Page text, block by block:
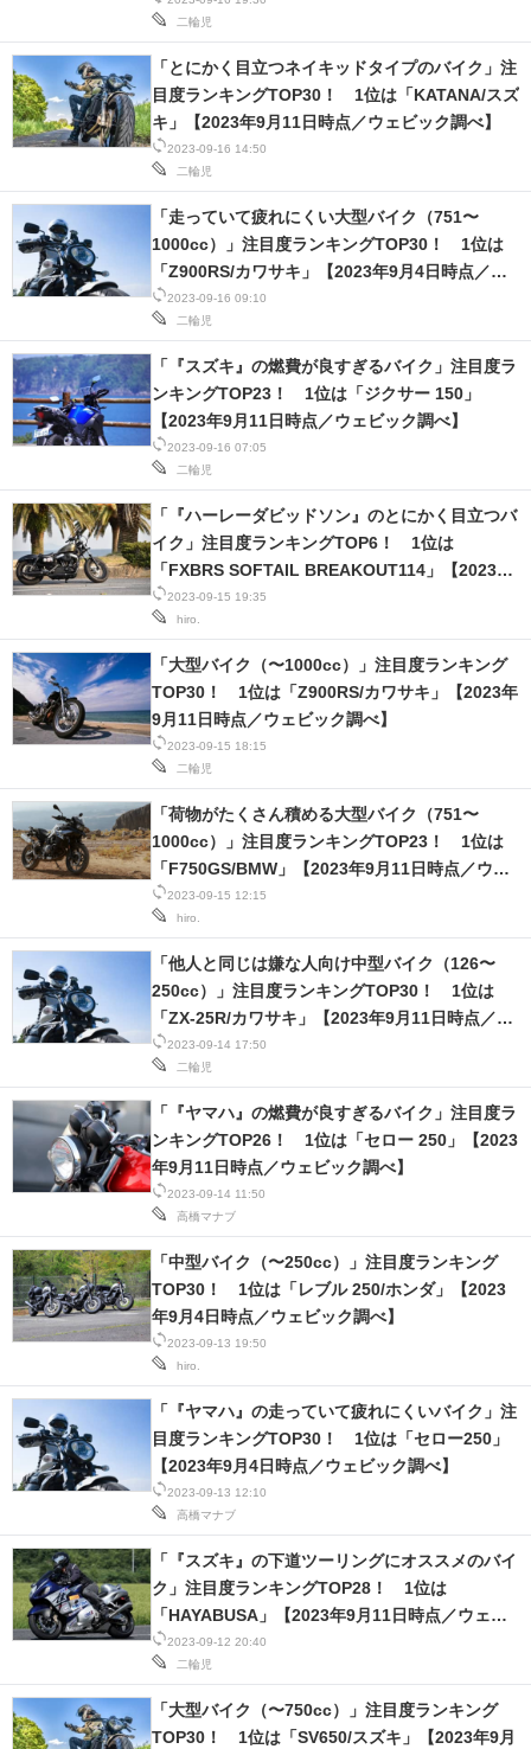
二輪児
2023-09-16 14:50
二輪児
「とにかく目立つネイキッドタイプのバイク」注
目度ランキングTOP30！ 1位は「KATANA/スズ
キ」【2023年9月11日時点／ウェビック調べ】
2023-09-16 09:10
二輪児
「走っていて疲れにくい大型バイク（751〜
1000cc）」注目度ランキングTOP30！ 1位は
「Z900RS/カワサキ」【2023年9月4日時点／ウ
ェビック調べ】
2023-09-16 07:05
二輪児
「『スズキ』の燃費が良すぎるバイク」注目度ラ
ンキングTOP23！ 1位は「ジクサー 150」
【2023年9月11日時点／ウェビック調べ】
2023-09-15 19:35
hiro.
「『ハーレーダビッドソン』のとにかく目立つバ
イク」注目度ランキングTOP6！ 1位は
「FXBRS SOFTAIL BREAKOUT114」【2023年
9月11日時点／ウェビック調べ】
2023-09-15 18:15
二輪児
「大型バイク（〜1000cc）」注目度ランキング
TOP30！ 1位は「Z900RS/カワサキ」【2023年
9月11日時点／ウェビック調べ】
2023-09-15 12:15
hiro.
「荷物がたくさん積める大型バイク（751〜
1000cc）」注目度ランキングTOP23！ 1位は
「F750GS/BMW」【2023年9月11日時点／ウェ
ビック調べ】
2023-09-14 17:50
二輪児
「他人と同じは嫌な人向け中型バイク（126〜
250cc）」注目度ランキングTOP30！ 1位は
「ZX-25R/カワサキ」【2023年9月11日時点／ウ
ェビック調べ】
2023-09-14 11:50
高橋マナブ
「『ヤマハ』の燃費が良すぎるバイク」注目度ラ
ンキングTOP26！ 1位は「セロー 250」【2023
年9月11日時点／ウェビック調べ】
2023-09-13 19:50
hiro.
「中型バイク（〜250cc）」注目度ランキング
TOP30！ 1位は「レブル 250/ホンダ」【2023
年9月4日時点／ウェビック調べ】
2023-09-13 12:10
高橋マナブ
「『ヤマハ』の走っていて疲れにくいバイク」注
目度ランキングTOP30！ 1位は「セロー250」
【2023年9月4日時点／ウェビック調べ】
2023-09-12 20:40
二輪児
「『スズキ』の下道ツーリングにオススメのバイ
ク」注目度ランキングTOP28！ 1位は
「HAYABUSA」【2023年9月11日時点／ウェビ
ック調べ】
「大型バイク（〜750cc）」注目度ランキング
TOP30！ 1位は「SV650/スズキ」【2023年9月